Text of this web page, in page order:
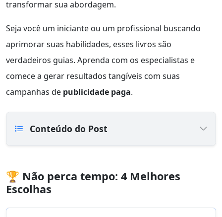
transformar sua abordagem.
Seja você um iniciante ou um profissional buscando
aprimorar suas habilidades, esses livros são
verdadeiros guias. Aprenda com os especialistas e
comece a gerar resultados tangíveis com suas
campanhas de publicidade paga.
Conteúdo do Post
🏆 Não perca tempo: 4 Melhores
Escolhas